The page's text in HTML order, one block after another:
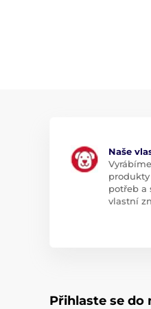
Naše
potřeb a
vlastní
Přihlaste se do